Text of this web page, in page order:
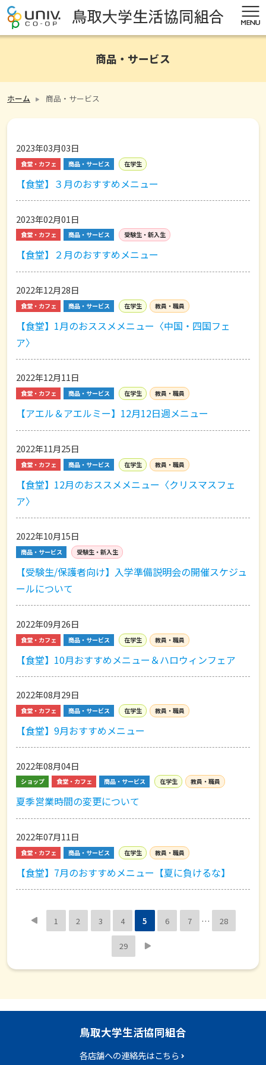
商品・サービス
ホーム 商品・サービス
2023年03月03日
食堂・カフェ 商品・サービス 在学生
【食堂】３月のおすすめメニュー
2023年02月01日
食堂・カフェ 商品・サービス 受験生・新入生
【食堂】２月のおすすめメニュー
2022年12月28日
食堂・カフェ 商品・サービス 在学生 教員・職員
【食堂】1月のおススメメニュー〈中国・四国フェ
ア〉
2022年12月11日
食堂・カフェ 商品・サービス 在学生 教員・職員
【アエル＆アエルミー】12月12日週メニュー
2022年11月25日
食堂・カフェ 商品・サービス 在学生 教員・職員
【食堂】12月のおススメメニュー〈クリスマスフェ
ア〉
2022年10月15日
商品・サービス 受験生・新入生
【受験生/保護者向け】入学準備説明会の開催スケジュ
ールについて
2022年09月26日
食堂・カフェ 商品・サービス 在学生 教員・職員
【食堂】10月おすすめメニュー＆ハロウィンフェア
2022年08月29日
食堂・カフェ 商品・サービス 在学生 教員・職員
【食堂】9月おすすめメニュー
2022年08月04日
ショップ 食堂・カフェ 商品・サービス 在学生 教員・職員
夏季営業時間の変更について
2022年07月11日
食堂・カフェ 商品・サービス 在学生 教員・職員
【食堂】7月のおすすめメニュー【夏に負けるな】
 1 2 3 4 5 6 7 … 28
29 
鳥取大学生活協同組合
各店舗への連絡先はこちら